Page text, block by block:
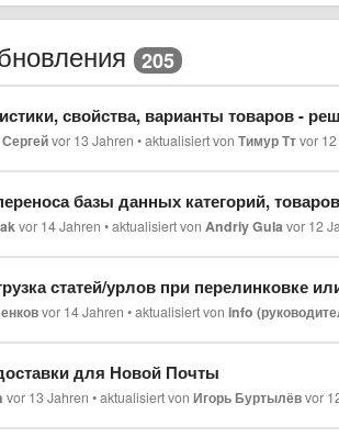
205
свойства, варианты товаров -
vor 13 Jahren •aktualisiert vonТимур Ттvor
базы данных категорий, товаров,
vor 14 Jahren •aktualisiert vonAndriy Gulavor 12
статей/урлов при перелинковке
vor 14 Jahren •aktualisiert voninfo
для Новой Почты
vor 13 Jahren •aktualisiert vonИгорь Буртылёвvor